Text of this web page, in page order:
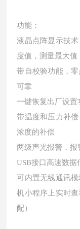
功能：
液晶点阵显示技
度值，测量最大值
带自校验功能，
可靠
一键恢复出厂设
带温度和压力补
浓度的补偿
两级声光报警，报
USB接口高速数据
可内置无线通讯
机小程序上实时
配）